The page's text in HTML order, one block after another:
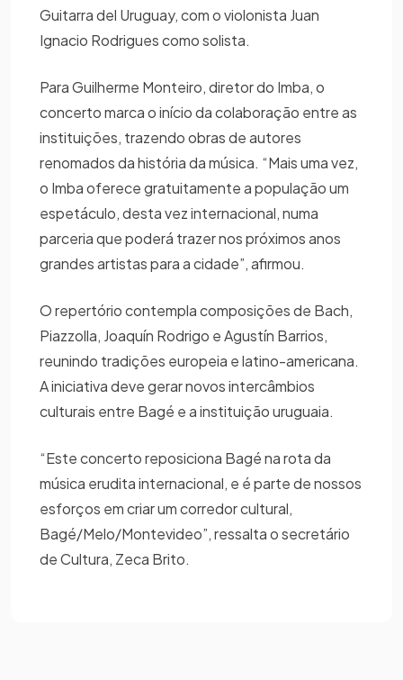
Guitarra del Uruguay, com o violonista Juan
Ignacio Rodrigues como solista.
Para Guilherme Monteiro, diretor do Imba, o
concerto marca o início da colaboração entre as
instituições, trazendo obras de autores
renomados da história da música. “Mais uma vez,
o Imba oferece gratuitamente a população um
espetáculo, desta vez internacional, numa
parceria que poderá trazer nos próximos anos
grandes artistas para a cidade”, afirmou.
O repertório contempla composições de Bach,
Piazzolla, Joaquín Rodrigo e Agustín Barrios,
reunindo tradições europeia e latino-americana.
A iniciativa deve gerar novos intercâmbios
culturais entre Bagé e a instituição uruguaia.
“Este concerto reposiciona Bagé na rota da
música erudita internacional, e é parte de nossos
esforços em criar um corredor cultural,
Bagé/Melo/Montevideo”, ressalta o secretário
de Cultura, Zeca Brito.